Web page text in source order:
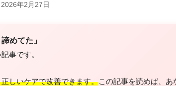
年2月27日
めてた」
事です。
しいケアで改善できます。この記事を読めば、あ